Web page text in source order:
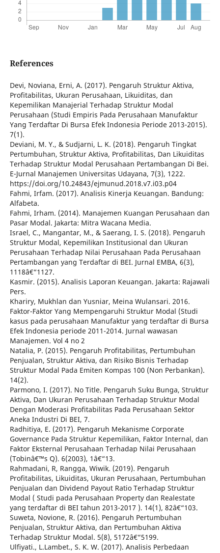
References
Devi, Noviana, Erni, A. (2017). Pengaruh Struktur Aktiva,
Profitabilitas, Ukuran Perusahaan, Likuiditas, dan
Kepemilikan Manajerial Terhadap Struktur Modal
Perusahaan (Studi Empiris Pada Perusahaan Manufaktur
Yang Terdaftar Di Bursa Efek Indonesia Periode 2013-2015).
7(1).
Deviani, M. Y., & Sudjarni, L. K. (2018). Pengaruh Tingkat
Pertumbuhan, Struktur Aktiva, Profitabilitas, Dan Likuiditas
Terhadap Struktur Modal Perusahaan Pertambangan Di Bei.
E-Jurnal Manajemen Universitas Udayana, 7(3), 1222.
https://doi.org/10.24843/ejmunud.2018.v7.i03.p04
Fahmi, Irfam. (2017). Analisis Kinerja Keuangan. Bandung:
Alfabeta.
Fahmi, Irham. (2014). Manajemen Kuangan Perusahaan dan
Pasar Modal. Jakarta: Mitra Wacana Media.
Israel, C., Mangantar, M., & Saerang, I. S. (2018). Pengaruh
Struktur Modal, Kepemilikan Institusional dan Ukuran
Perusahaan Terhadap Nilai Perusahaan Pada Perusahaan
Pertambangan yang Terdaftar di BEI. Jurnal EMBA, 6(3),
1118â€“1127.
Kasmir. (2015). Analisis Laporan Keuangan. Jakarta: Rajawali
Pers.
Khariry, Mukhlan dan Yusniar, Meina Wulansari. 2016.
Faktor-Faktor Yang Mempengaruhi Struktur Modal (Studi
kasus pada perusahaan Manufaktur yang terdaftar di Bursa
Efek Indonesia periode 2011-2014. Jurnal wawasan
Manajemen. Vol 4 no 2
Natalia, P. (2015). Pengaruh Profitabilitas, Pertumbuhan
Penjualan, Struktur Aktiva, dan Risiko Bisnis Terhadap
Struktur Modal Pada Emiten Kompas 100 (Non Perbankan).
14(2).
Parmono, I. (2017). No Title. Pengaruh Suku Bunga, Struktur
Aktiva, Dan Ukuran Perusahaan Terhadap Struktur Modal
Dengan Moderasi Profitabilitas Pada Perusahaan Sektor
Aneka Industri Di BEI, 7.
Radhitiya, E. (2017). Pengaruh Mekanisme Corporate
Governance Pada Struktur Kepemilikan, Faktor Internal, dan
Faktor Eksternal Perusahaan Terhadap Nilai Perusahaan
(Tobinâ€™s Q). 6(2003), 1â€“13.
Rahmadani, R, Rangga, Wiwik. (2019). Pengaruh
Profitabilitas, Likuiditas, Ukuran Perusahaan, Pertumbuhan
Penjualan dan Dividend Payout Ratio Terhadap Struktur
Modal ( Studi pada Perusahaan Property dan Realestate
yang terdaftar di BEI tahun 2013-2017 ). 14(1), 82â€“103.
Suweta, Novione, R. (2016). Pengaruh Pertumbuhan
Penjualan, Struktur Aktiva, dan Pertumbuhan Aktiva
Terhadap Struktur Modal. 5(8), 5172â€“5199.
Ulfiyati., L.Lambet., S. K. W. (2017). Analisis Perbedaan